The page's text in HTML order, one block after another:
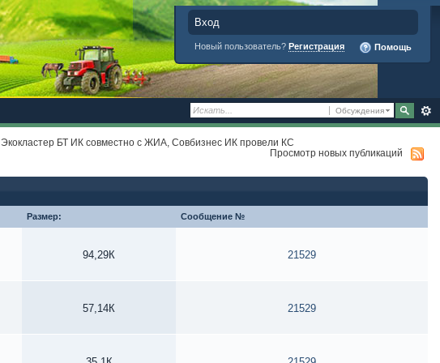
Вход
Новый пользователь? Регистрация Помощь
Обсуждения
Экокластер БТ ИК совместно с ЖИА, Совбизнес ИК провели КС
Просмотр новых публикаций
Размер: Сообщение №
94,29К 21529
57,14К 21529